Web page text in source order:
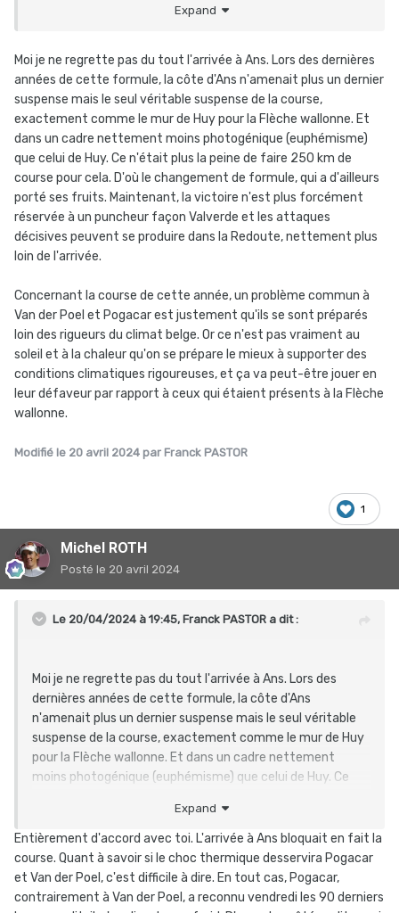
revient de 5 jours sous le beau soleil espagnol.
Expand
Moi je ne regrette pas du tout l'arrivée à Ans. Lors des dernières
années de cette formule, la côte d'Ans n'amenait plus un dernier
suspense mais le seul véritable suspense de la course,
exactement comme le mur de Huy pour la Flèche wallonne. Et
dans un cadre nettement moins photogénique (euphémisme)
que celui de Huy. Ce n'était plus la peine de faire 250 km de
course pour cela. D'où le changement de formule, qui a d'ailleurs
porté ses fruits. Maintenant, la victoire n'est plus forcément
réservée à un puncheur façon Valverde et les attaques
décisives peuvent se produire dans la Redoute, nettement plus
loin de l'arrivée.
Concernant la course de cette année, un problème commun à
Van der Poel et Pogacar est justement qu'ils se sont préparés
loin des rigueurs du climat belge. Or ce n'est pas vraiment au
soleil et à la chaleur qu'on se prépare le mieux à supporter des
conditions climatiques rigoureuses, et ça va peut-être jouer en
leur défaveur par rapport à ceux qui étaient présents à la Flèche
wallonne.
Modifié le 20 avril 2024 par Franck PASTOR
1
Michel ROTH
Posté le 20 avril 2024
Le 20/04/2024 à 19:45, Franck PASTOR a dit :
Moi je ne regrette pas du tout l'arrivée à Ans. Lors des
dernières années de cette formule, la côte d'Ans
n'amenait plus un dernier suspense mais le seul véritable
suspense de la course, exactement comme le mur de Huy
pour la Flèche wallonne. Et dans un cadre nettement
moins photogénique (euphémisme) que celui de Huy. Ce
D'où le changement de formule, qui a d'ailleurs porté ses
fruits. Maintenant, la victoire n'est plus forcément
réservée à un puncheur façon Valverde et les attaques
décisives peuvent se produire dans la Redoute, nettement
plus loin de l'arrivée.
Expand
Entièrement d'accord avec toi. L'arrivée à Ans bloquait en fait la
course. Quant à savoir si le choc thermique desservira Pogacar
et Van der Poel, c'est difficile à dire. En tout cas, Pogacar,
contrairement à Van der Poel, a reconnu vendredi les 90 derniers